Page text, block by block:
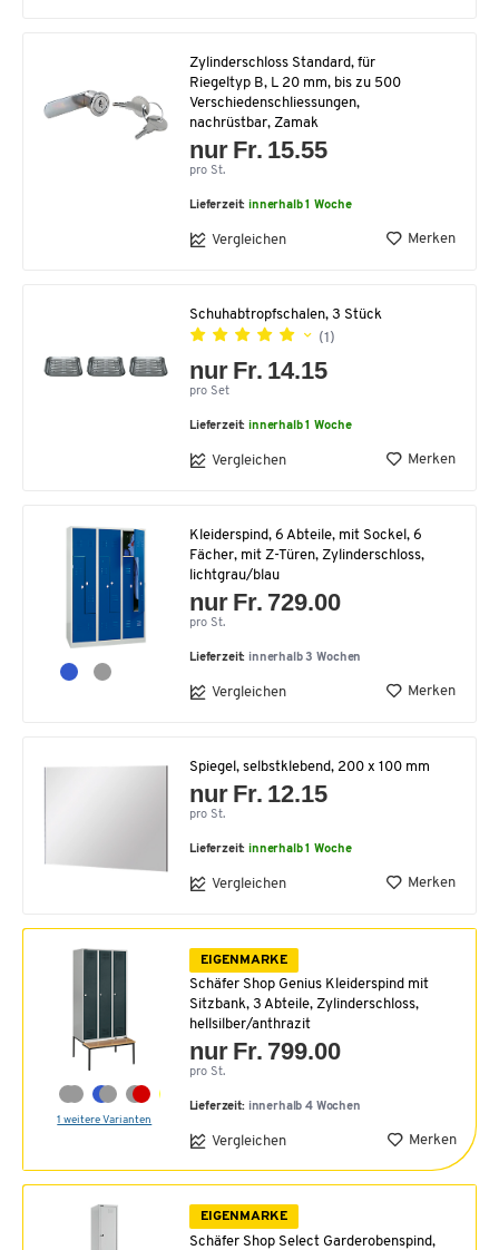
Zylinderschloss Standard, für
Riegeltyp B, L 20 mm, bis zu 500
Verschiedenschliessungen,
nachrüstbar, Zamak
nur Fr. 15.55
pro St.
Lieferzeit:innerhalb 1 Woche
Vergleichen Merken
Schuhabtropfschalen, 3 Stück
(1)
nur Fr. 14.15
pro Set
Lieferzeit:innerhalb 1 Woche
Vergleichen Merken
Kleiderspind, 6 Abteile, mit Sockel, 6
Fächer, mit Z-Türen, Zylinderschloss,
lichtgrau/blau
nur Fr. 729.00
pro St.
Lieferzeit: innerhalb 3 Wochen
Vergleichen Merken
Spiegel, selbstklebend, 200 x 100 mm
nur Fr. 12.15
pro St.
Lieferzeit:innerhalb 1 Woche
Vergleichen Merken
1 weitere Varianten
EIGENMARKE
Schäfer Shop Genius Kleiderspind mit
Sitzbank, 3 Abteile, Zylinderschloss,
hellsilber/anthrazit
nur Fr. 799.00
pro St.
Lieferzeit: innerhalb 4 Wochen
Vergleichen Merken
EIGENMARKE
Schäfer Shop Select Garderobenspind,